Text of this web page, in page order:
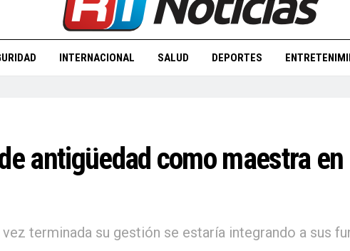
INTERNACIONAL SALUD DEPORTES
antigüedad como maestra en
terminada su gestión se estaría integrando a sus